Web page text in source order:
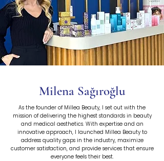
Milena Sağıroğlu
As the founder of Millea Beauty, I set out with the
mission of delivering the highest standards in beauty
and medical aesthetics. With expertise and an
innovative approach, I launched Millea Beauty to
address quality gaps in the industry, maximize
customer satisfaction, and provide services that ensure
everyone feels their best.